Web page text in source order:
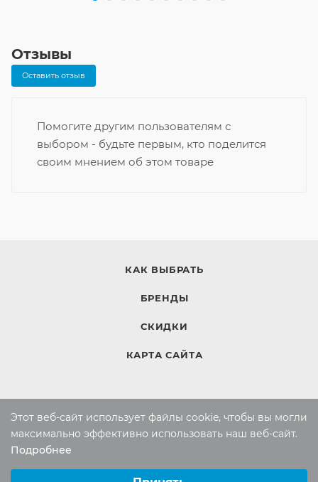
Отзывы
Оставить отзыв
Помогите другим пользователям с
выбором - будьте первым, кто поделится
своим мнением об этом товаре
КАК ВЫБРАТЬ
БРЕНДЫ
СКИДКИ
КАРТА САЙТА
Компания
Этот веб-сайт использует файлы cookie, чтобы вы могли
максимально эффективно использовать наш веб-сайт.
Подробнее